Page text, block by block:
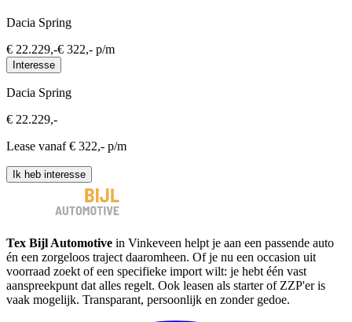
Dacia Spring
€ 22.229,-€ 322,- p/m
Interesse
Dacia Spring
€ 22.229,-
Lease vanaf € 322,- p/m
Ik heb interesse
Tex Bijl Automotive in Vinkeveen helpt je aan een passende auto
én een zorgeloos traject daaromheen. Of je nu een occasion uit
voorraad zoekt of een specifieke import wilt: je hebt één vast
aanspreekpunt dat alles regelt. Ook leasen als starter of ZZP'er is
vaak mogelijk. Transparant, persoonlijk en zonder gedoe.